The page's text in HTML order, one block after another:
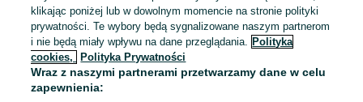
Kontynuuj przez konto Google
LUB
klikając poniżej lub w dowolnym momencie na stronie polityki
prywatności. Te wybory będą sygnalizowane naszym partnerom
i nie będą miały wpływu na dane przeglądania.
Polityka
cookies,
Polityka Prywatności
Wraz z naszymi partnerami przetwarzamy dane w celu
zapewnienia: